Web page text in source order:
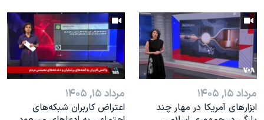
مرداد ۱۵, ۱۴۰۵
ابزارهای آمریکا در مهار چند
مرداد ۱۵, ۱۴۰۵
اعتراض کاربران شبکه‌های